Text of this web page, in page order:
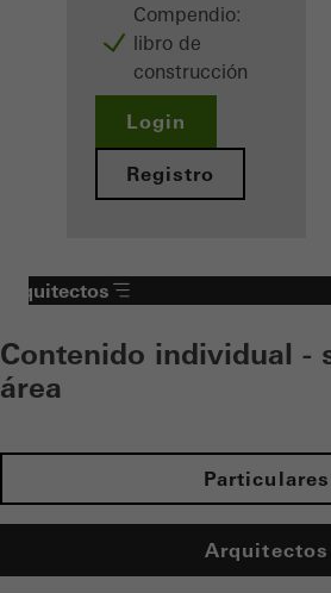
Compendio:
libro de
construcción
Login
Registro
Arquitectos
Contenido individual -
área
Particulares
Arquitectos